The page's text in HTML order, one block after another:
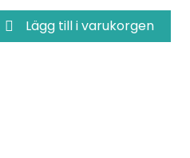
 Lägg till i varukorgen